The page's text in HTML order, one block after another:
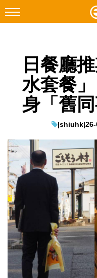
Facebook Instagram
科技焦點
網絡生活
教學評測
EduTech
IT Times
生成式AI與雲端應用
Enterprise Digital
特集
日餐廳
水套餐
身「舊
|shiuhk|